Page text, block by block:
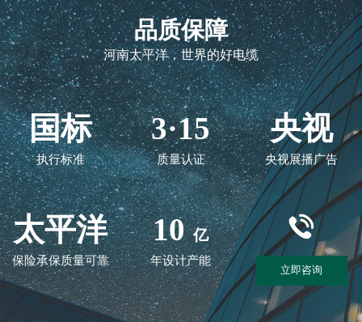
品质保障
河南太平洋，世界的好电缆
国标
执行标准
3·15
质量认证
央视
央视展播广告
太平洋
保险承保质量可靠
10 亿
年设计产能
立即咨询